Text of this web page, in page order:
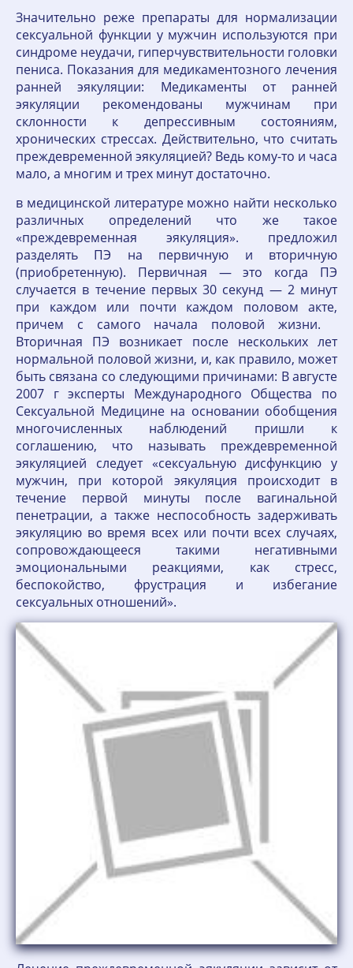
Значительно реже препараты для нормализации
сексуальной функции у мужчин используются при
синдроме неудачи, гиперчувствительности головки
пениса. Показания для медикаментозного лечения
ранней эякуляции: Медикаменты от ранней
эякуляции рекомендованы мужчинам при
склонности к депрессивным состояниям,
хронических стрессах. Действительно, что считать
преждевременной эякуляцией? Ведь кому-то и часа
мало, а многим и трех минут достаточно.
в медицинской литературе можно найти несколько
различных определений что же такое
«преждевременная эякуляция». предложил
разделять ПЭ на первичную и вторичную
(приобретенную). Первичная — это когда ПЭ
случается в течение первых 30 секунд — 2 минут
при каждом или почти каждом половом акте,
причем с самого начала половой жизни.
Вторичная ПЭ возникает после нескольких лет
нормальной половой жизни, и, как правило, может
быть связана со следующими причинами: В августе
2007 г эксперты Международного Общества по
Сексуальной Медицине на основании обобщения
многочисленных наблюдений пришли к
соглашению, что называть преждевременной
эякуляцией следует «сексуальную дисфункцию у
мужчин, при которой эякуляция происходит в
течение первой минуты после вагинальной
пенетрации, а также неспособность задерживать
эякуляцию во время всех или почти всех случаях,
сопровождающееся такими негативными
эмоциональными реакциями, как стресс,
беспокойство, фрустрация и избегание
сексуальных отношений».